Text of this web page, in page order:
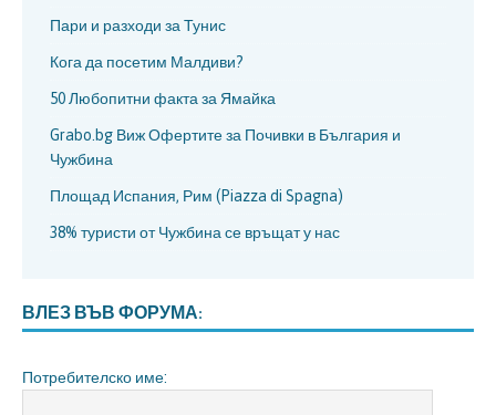
Пари и разходи за Тунис
Кога да посетим Малдиви?
50 Любопитни факта за Ямайка
Grabo.bg Виж Офертите за Почивки в България и
Чужбина
Площад Испания, Рим (Piazza di Spagna)
38% туристи от Чужбина се връщат у нас
ВЛЕЗ ВЪВ ФОРУМА:
Потребителско име: